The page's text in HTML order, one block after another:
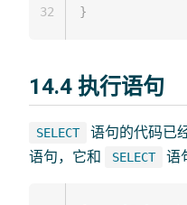
}
32
14.4 执行语句
SELECT 语句的代码已
语句，它和 SELECT 语